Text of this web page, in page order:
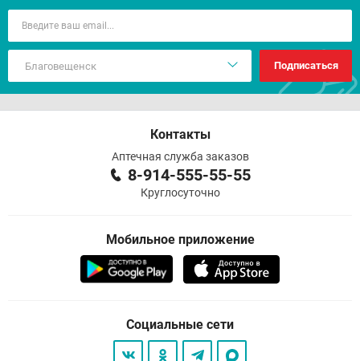
Подписаться
Контакты
Аптечная служба заказов
8-914-555-55-55
Круглосуточно
Мобильное приложение
Социальные сети